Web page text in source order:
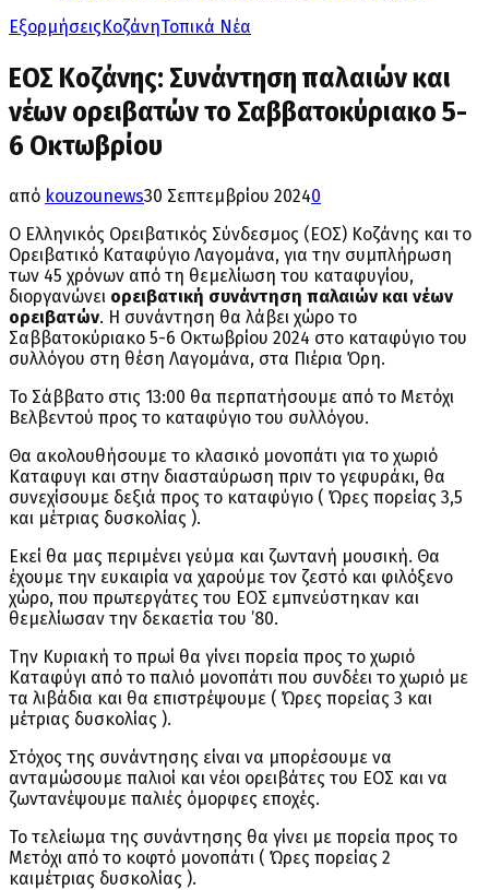
ΕξορμήσειςΚοζάνηΤοπικά Νέα
ΕΟΣ Κοζάνης: Συνάντηση παλαιών και
νέων ορειβατών το Σαββατοκύριακο 5-
6 Οκτωβρίου
από kouzounews30 Σεπτεμβρίου 20240
Ο Ελληνικός Ορειβατικός Σύνδεσμος (ΕΟΣ) Κοζάνης και το
Ορειβατικό Καταφύγιο Λαγομάνα, για την συμπλήρωση
των 45 χρόνων από τη θεμελίωση του καταφυγίου,
διοργανώνει ορειβατική συνάντηση παλαιών και νέων
ορειβατών. Η συνάντηση θα λάβει χώρο το
Σαββατοκύριακο 5-6 Οκτωβρίου 2024 στο καταφύγιο του
συλλόγου στη θέση Λαγομάνα, στα Πιέρια Όρη.
Το Σάββατο στις 13:00 θα περπατήσουμε από το Μετόχι
Βελβεντού προς το καταφύγιο του συλλόγου.
Θα ακολουθήσουμε το κλασικό μονοπάτι για το χωριό
Καταφυγι και στην διασταύρωση πριν το γεφυράκι, θα
συνεχίσουμε δεξιά προς το καταφύγιο ( Ώρες πορείας 3,5
και μέτριας δυσκολίας ).
Εκεί θα μας περιμένει γεύμα και ζωντανή μουσική. Θα
έχουμε την ευκαιρία να χαρούμε τον ζεστό και φιλόξενο
χώρο, που πρωτεργάτες του ΕΟΣ εμπνεύστηκαν και
θεμελίωσαν την δεκαετία του ’80.
Την Κυριακή το πρωί θα γίνει πορεία προς το χωριό
Καταφύγι από το παλιό μονοπάτι που συνδέει το χωριό με
τα λιβάδια και θα επιστρέψουμε ( Ώρες πορείας 3 και
μέτριας δυσκολίας ).
Στόχος της συνάντησης είναι να μπορέσουμε να
ανταμώσουμε παλιοί και νέοι ορειβάτες του ΕΟΣ και να
ζωντανέψουμε παλιές όμορφες εποχές.
Το τελείωμα της συνάντησης θα γίνει με πορεία προς το
Μετόχι από το κοφτό μονοπάτι ( Ώρες πορείας 2
καιμέτριας δυσκολίας ).